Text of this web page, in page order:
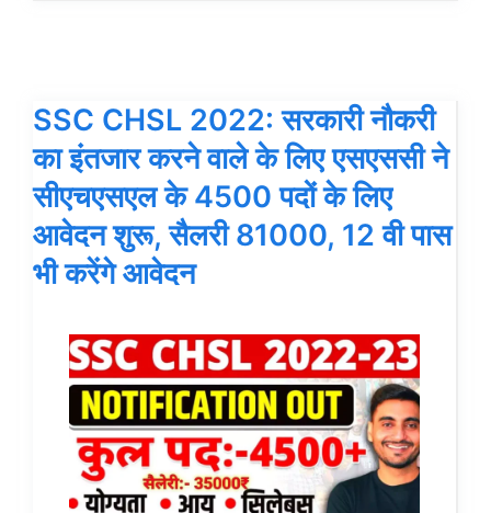
SSC CHSL 2022: सरकारी नौकरी
का इंतजार करने वाले के लिए एसएससी ने
सीएचएसएल के 4500 पदों के लिए
आवेदन शुरू, सैलरी 81000, 12 वी पास
भी करेंगे आवेदन